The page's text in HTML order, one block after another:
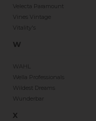
Velecta Paramount
Vines Vintage
Vitality's
W
WAHL
Wella Professionals
Wildest Dreams
Wunderbar
X